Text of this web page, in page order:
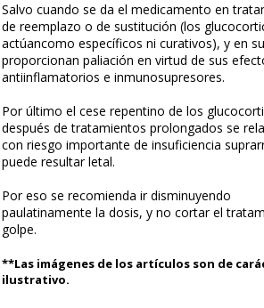
Salvo cuando se da el medicamento en
de reemplazo o de sustitución (los
actúancomo específicos ni curativos), y en
proporcionan paliación en virtud de sus
antiinflamatorios e inmunosupresores.
Por último el cese repentino de los
después de tratamientos prolongados se
con riesgo importante de insuficiencia
puede resultar letal.
Por eso se recomienda ir disminuyendo
paulatinamente la dosis, y no cortar el
golpe.
**Las imágenes de los artículos son de
ilustrativo.